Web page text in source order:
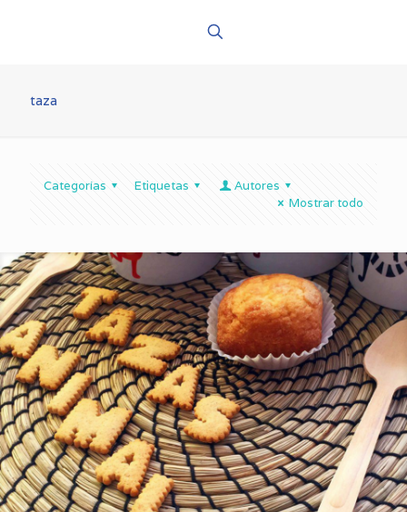
taza
Categorías Etiquetas
Autores
Mostrar todo